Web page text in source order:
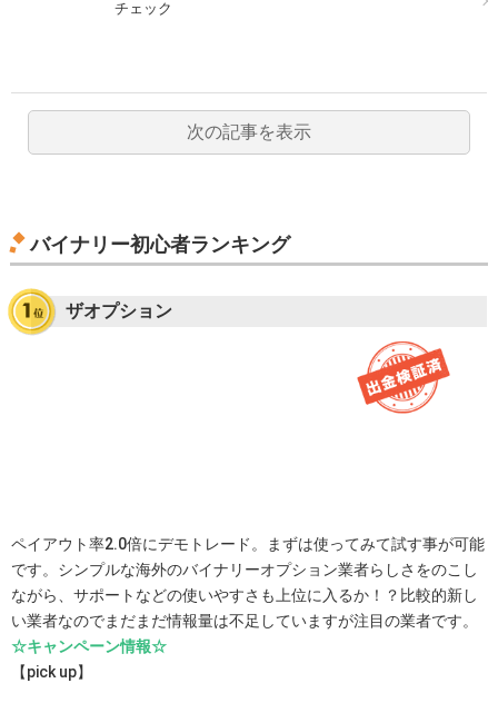
チェック
次の記事を表示
バイナリー初心者ランキング
ザオプション
ペイアウト率2.0倍にデモトレード。まずは使ってみて試す事が可能
です。シンプルな海外のバイナリーオプション業者らしさをのこし
ながら、サポートなどの使いやすさも上位に入るか！？比較的新し
い業者なのでまだまだ情報量は不足していますが注目の業者です。
☆キャンペーン情報☆
【pick up】